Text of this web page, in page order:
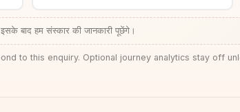
बाद हम संस्कार की जानकारी पूछेंगे।
to this enquiry. Optional journey analytics stay off